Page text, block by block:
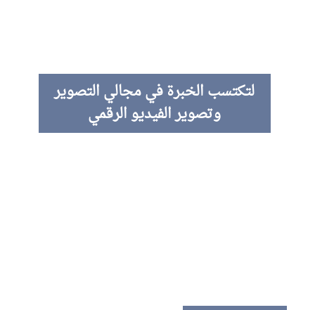
لتكتسب الخبرة في مجالي التصوير
وتصوير الفيديو الرقمي